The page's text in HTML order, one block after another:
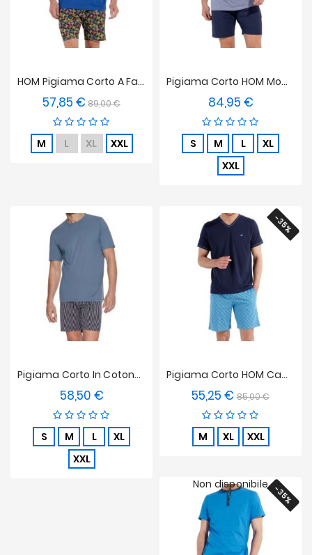
HOM Pigiama Corto A Farfalla
57,85 € Prezzo
base
89,00 €Prezzo
M L XL XXL
Pigiama Corto HOM Modal Comfort
84,95 €Prezzo
S M L
XL
XXL
Pigiama Corto In Cotone Biologico Impetus - Blu
58,50 €Prezzo
S M L
XL
XXL
-35%
Pigiama Corto HOM Cameron
55,25 € Prezzo
base
85,00 €Prezzo
M XL XXL
-35%
Non disponibile